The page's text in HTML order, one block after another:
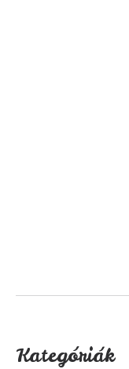
Kategóriák